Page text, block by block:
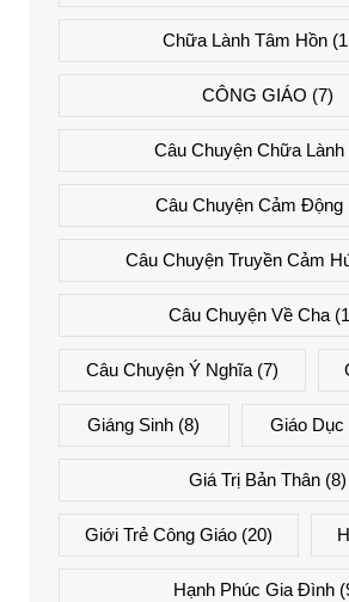
Chữa Lành Tâm Hồn
CÔNG GIÁO (7)
Câu Chuyện Chữa Lành
Câu Chuyện Cảm Động
Câu Chuyện Truyền Cảm
Câu Chuyện Về Cha
Câu Chuyện Ý Nghĩa(7)
Giáng Sinh (8) Giáo Dục
Giá Trị Bản Thân(8)
Giới Trẻ Công Giáo(20)
Hạnh Phúc Gia Đình